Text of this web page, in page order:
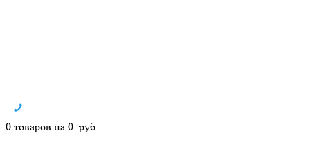
0 товаров на 0. руб.